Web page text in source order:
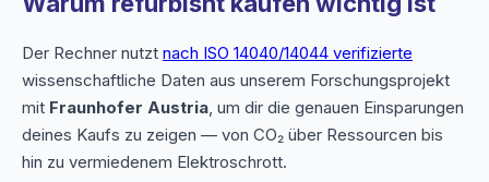
Der Rechner nutzt nach ISO 14040/14044 verifizierte
wissenschaftliche Daten aus unserem Forschungsprojekt
mit Fraunhofer Austria, um dir die genauen Einsparungen
deines Kaufs zu zeigen — von CO₂ über Ressourcen bis
hin zu vermiedenem Elektroschrott.